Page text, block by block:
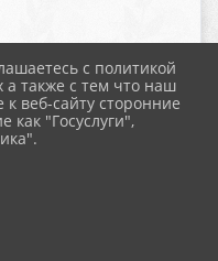
29.12.2022 по 44-
с политикой
также с тем что наш
веб-сайту сторонние
как "Госуслуги",